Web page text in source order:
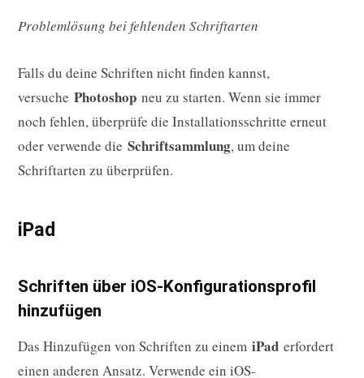
Problemlösung bei fehlenden Schriftarten
Falls du deine Schriften nicht finden kannst,
versuche Photoshop neu zu starten. Wenn sie immer
noch fehlen, überprüfe die Installationsschritte erneut
oder verwende die Schriftsammlung, um deine
Schriftarten zu überprüfen.
iPad
Schriften über iOS-Konfigurationsprofil
hinzufügen
Das Hinzufügen von Schriften zu einem iPad erfordert
einen anderen Ansatz. Verwende ein iOS-